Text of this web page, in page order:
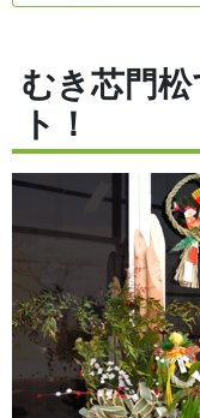
むき芯門
ト！